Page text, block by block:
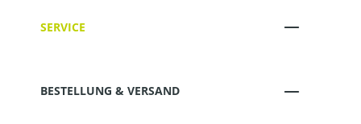
SERVICE
BESTELLUNG & VERSAND